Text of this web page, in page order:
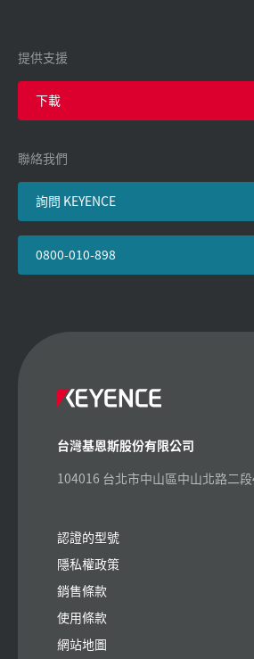
提供支援
下載
聯絡我們
詢問 KEYENCE
0800-010-898
台灣基恩斯股份有限公司
104016 台北市中山區中山北路二
認證的型號
隱私權政策
銷售條款
使用條款
網站地圖